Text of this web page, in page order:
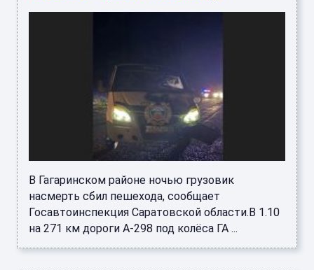
В Гагаринском районе ночью грузовик
насмерть сбил пешехода, сообщает
Госавтоинспекция Саратовской области.В 1.10
на 271 км дороги А-298 под колёса ГА ...